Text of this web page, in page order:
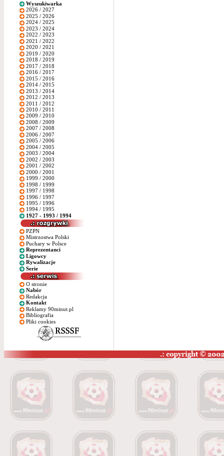
Wyszukiwarka
2026 / 2027
2025 / 2026
2024 / 2025
2023 / 2024
2022 / 2023
2021 / 2022
2020 / 2021
2019 / 2020
2018 / 2019
2017 / 2018
2016 / 2017
2015 / 2016
2014 / 2015
2013 / 2014
2012 / 2013
2011 / 2012
2010 / 2011
2009 / 2010
2008 / 2009
2007 / 2008
2006 / 2007
2005 / 2006
2004 / 2005
2003 / 2004
2002 / 2003
2001 / 2002
2000 / 2001
1999 / 2000
1998 / 1999
1997 / 1998
1996 / 1997
1995 / 1996
1994 / 1995
1927 - 1993 / 1994
PZPN
Mistrzostwa Polski
Puchary w Polsce
Reprezentanci
Ligowcy
Rywalizacje
Serie
O stronie
Nabór
Redakcja
Kontakt
Reklamy 90minut.pl
Bibliografia
Pliki cookies